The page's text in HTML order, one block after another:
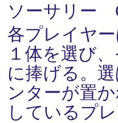
ソーサリー
各プレイヤ
１体を選び
に捧げる。
ンターが置
しているプ